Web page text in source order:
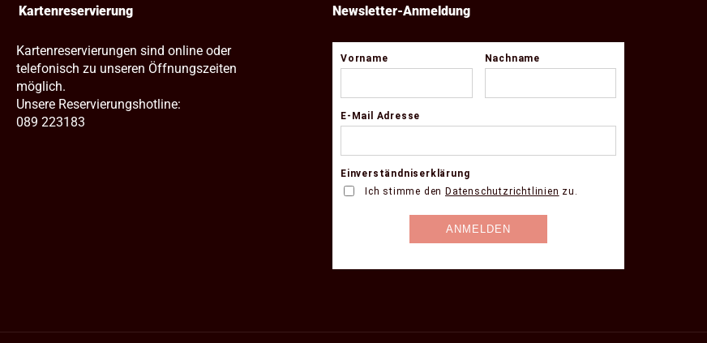
Kartenreservierung
Kartenreservierungen sind online oder
telefonisch zu unseren Öffnungszeiten
möglich.
Unsere Reservierungshotline:
089 223183
Newsletter-Anmeldung